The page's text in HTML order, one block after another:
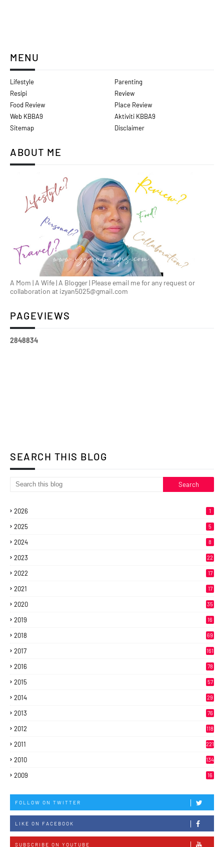
MENU
Lifestyle
Parenting
Resipi
Review
Food Review
Place Review
Web KBBA9
Aktiviti KBBA9
Sitemap
Disclaimer
ABOUT ME
A Mom | A Wife | A Blogger | Please email me for any request or
collaboration at izyan5025@gmail.com
PAGEVIEWS
2848834
SEARCH THIS BLOG
2026 1
2025 5
2024 8
2023 22
2022 17
2021 17
2020 35
2019 16
2018 69
2017 161
2016 78
2015 57
2014 29
2013 76
2012 118
2011 221
2010 134
2009 16
FOLLOW ON TWITTER
LIKE ON FACEBOOK
SUBSCRIBE ON YOUTUBE